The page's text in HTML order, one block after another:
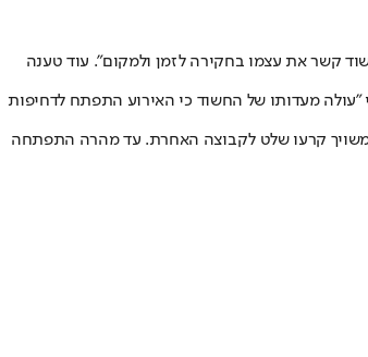
קשר את עצמו בחקירה לזמן ולמקום". עוד טענה
מעדותו של החשוד כי האירוע התפתח לדחיפות
משויך קרעו שלט לקבוצה האחרת. עד מהרה התפתחה